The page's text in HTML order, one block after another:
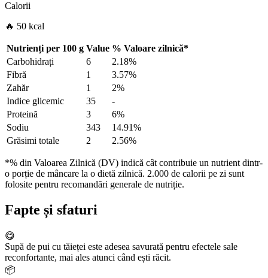
Calorii
🔥 50 kcal
Nutrienți per 100 g Value % Valoare zilnică*
Carbohidrați
6
2.18%
Fibră
1
3.57%
Zahăr
1
2%
Indice glicemic
35
-
Proteină
3
6%
Sodiu
343
14.91%
Grăsimi totale
2 2.56%
*% din Valoarea Zilnică (DV) indică cât contribuie un nutrient dintr-
o porție de mâncare la o dietă zilnică. 2.000 de calorii pe zi sunt
folosite pentru recomandări generale de nutriție.
Fapte și sfaturi
😋
Supă de pui cu tăieței este adesea savurată pentru efectele sale
reconfortante, mai ales atunci când ești răcit.
📦